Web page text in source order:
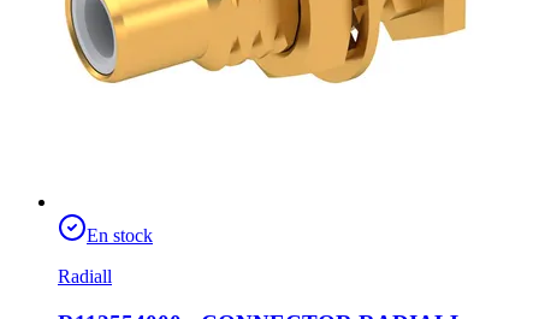
En stock
Radiall